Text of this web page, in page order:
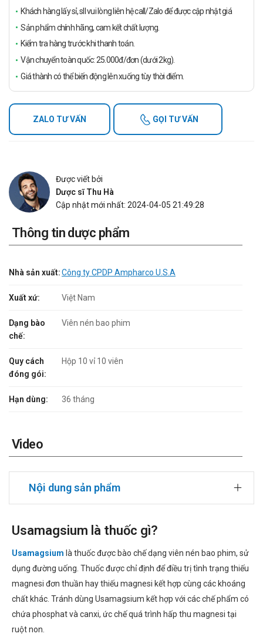
Khách hàng lấy sỉ, sll vui lòng liên hệ call/Zalo để được cập nhật giá
Sản phẩm chính hãng, cam kết chất lượng.
Kiểm tra hàng trước khi thanh toán.
Vận chuyển toàn quốc: 25.000đ/đơn (dưới 2kg).
Giá thành có thể biến động lên xuống tùy thời điểm.
ZALO TƯ VẤN GỌI TƯ VẤN
Được viết bởi
Dược sĩ Thu Hà
Cập nhật mới nhất: 2024-04-05 21:49:28
Thông tin dược phẩm
Nhà sản xuất:Công ty CPDP Ampharco U.S.A
Xuất xứ: Việt Nam
Dạng bào
chế:
Viên nén bao phim
Quy cách
đóng gói:
Hộp 10 vỉ 10 viên
Hạn dùng: 36 tháng
Video
Nội dung sản phẩm
Usamagsium là thuốc gì?
Usamagsium là thuốc được bào chế dạng viên nén bao phim, sử
dụng đường uống. Thuốc được chỉ định để điều trị tình trạng thiếu
magnesi đơn thuần hay thiếu magnesi kết hợp cùng các khoáng
chất khác. Tránh dùng Usamagsium kết hợp với các chế phẩm có
chứa phosphat và canxi, ức chế quá trình hấp thu magnesi tại
ruột non.